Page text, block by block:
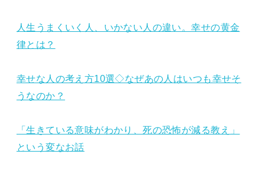
人生うまくいく人、いかない人の違い。幸せの黄金
律とは？
幸せな人の考え方10選◇なぜあの人はいつも幸せそ
うなのか？
「生きている意味がわかり、死の恐怖が減る教え」
という変なお話